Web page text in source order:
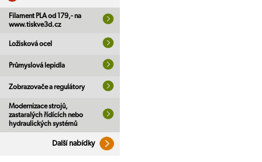
Filament PLA od 179,- na
www.tiskve3d.cz
Ložisková ocel
Průmyslová lepidla
Zobrazovače a regulátory
Modernizace strojů,
zastaralých řídících nebo
hydraulických systémů
Další nabídky